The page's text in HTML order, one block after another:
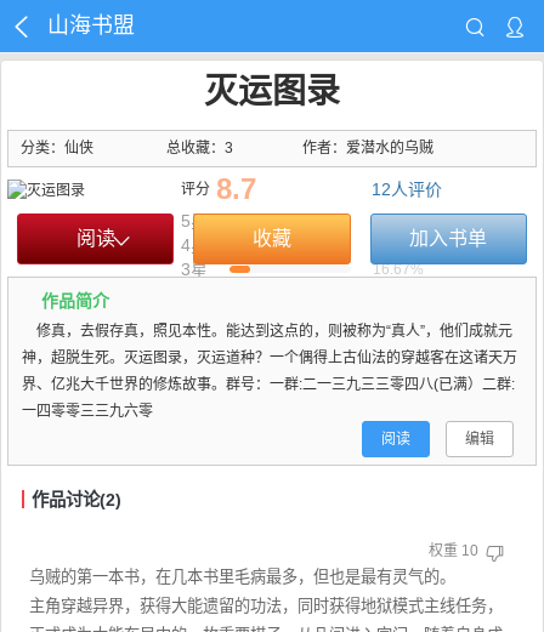
山海书盟
灭运图录
分类：仙侠 总收藏：3 作者： 爱潜水的乌贼
评分 8.7 12人评价
5星
4星 33.33%
3星 16.67%
我的评分：
分类榜 第5名
阅读 收藏 加入书单
作品简介
修真，去假存真，照见本性。能达到这点的，则被称为“真人”，他们成就元
神，超脱生死。灭运图录，灭运道种？一个偶得上古仙法的穿越客在这诸天万
界、亿兆大千世界的修炼故事。群号：一群:二一三九三三零四八(已满）二群:
一四零零三三九六零
阅读
编辑
作品讨论(2)
权重 10
乌贼的第一本书，在几本书里毛病最多，但也是最有灵气的。
主角穿越异界，获得大能遗留的功法，同时获得地狱模式主线任务，